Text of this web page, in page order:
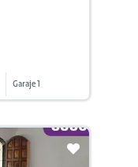
Garaje 1